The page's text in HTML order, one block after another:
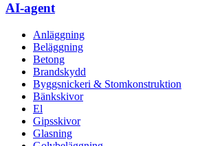
AI-agent
Anläggning
Beläggning
Betong
Brandskydd
Byggsnickeri & Stomkonstruktion
Bänkskivor
El
Gipsskivor
Glasning